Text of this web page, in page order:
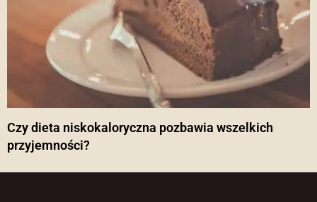
Czy dieta niskokaloryczna pozbawia wszelkich
przyjemności?